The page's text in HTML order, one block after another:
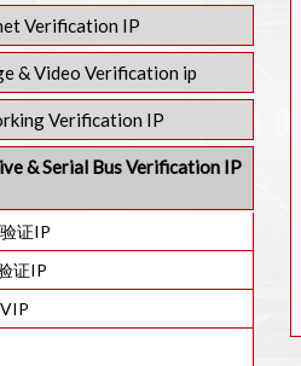
C VIP
IP
2 VIP
VIP
VIP
验证IP
VIP
验证IP
VIP
验证IP
Verification IP
网 验证IP
KR4/KR8/KR16 以太网 验证
KR8/KR4/KR2 以太网 验证
KR/KR2 以太网 验证IP
以太网 验证IP
VIP
KX/5GBASE-KR/BASE-
& Video Verification ip
2.0/2.1 VIP
2.0 VIP
VIP
器 验证IP
IP
Verification IP
IP
IP
证IP
证IP
II VIP
& Serial Bus Verification IP
证IP
证IP